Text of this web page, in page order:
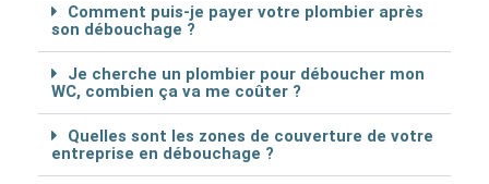
Comment puis-je payer votre plombier après
son débouchage ?
Je cherche un plombier pour déboucher mon
WC, combien ça va me coûter ?
Quelles sont les zones de couverture de votre
entreprise en débouchage ?